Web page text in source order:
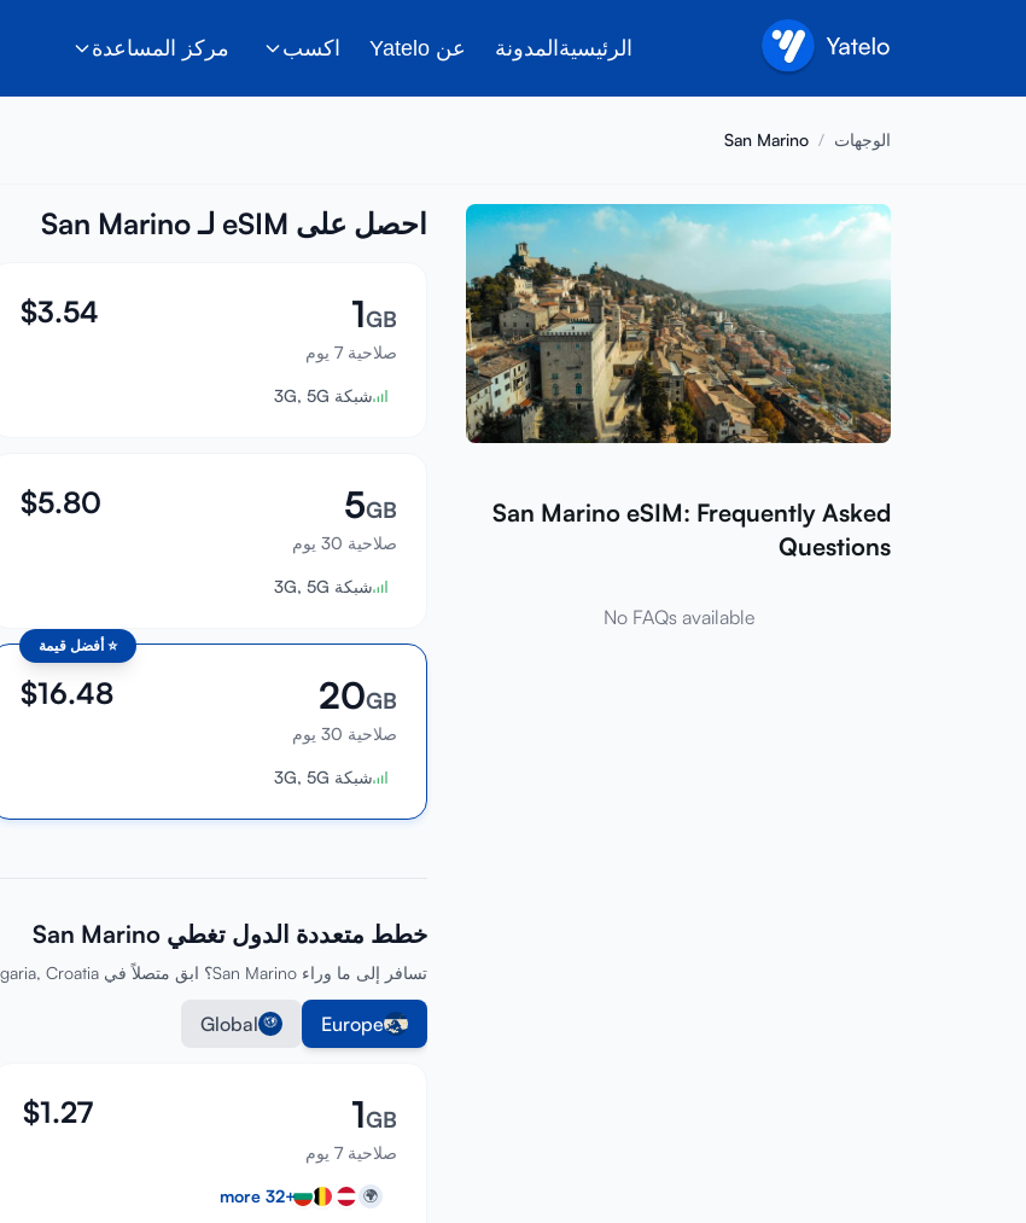
الرئيسيةالمدونة عن Yatelo اكسب مركز المساعدة
الوجهات /
San Marino
San Marino eSIM: Frequently Asked
Questions
No FAQs available
احصل على eSIM لـ San Marino
1GB
صلاحية 7 يوم
$3.54
شبكة 3G, 5G
5GB
صلاحية 30 يوم
$5.80
شبكة 3G, 5G
⭐أفضل قيمة
20GB
صلاحية 30 يوم
$16.48
شبكة 3G, 5G
خطط متعددة الدول تغطي San Marino
تسافر إلى ما وراء San Marino؟ ابق متصلاً في Austria, Belgium, Bulgaria, Croatia والمزيد بخطة واحدة.
Europe
Global
1GB
صلاحية 7 يوم
$1.27
🌍
+
32